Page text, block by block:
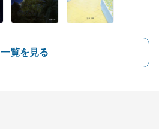
一覧を見る